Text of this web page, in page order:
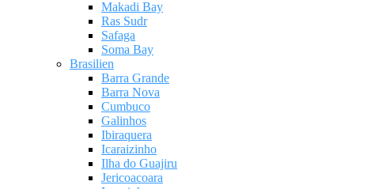
Makadi Bay
Ras Sudr
Safaga
Soma Bay
Brasilien
Barra Grande
Barra Nova
Cumbuco
Galinhos
Ibiraquera
Icaraizinho
Ilha do Guajiru
Jericoacoara